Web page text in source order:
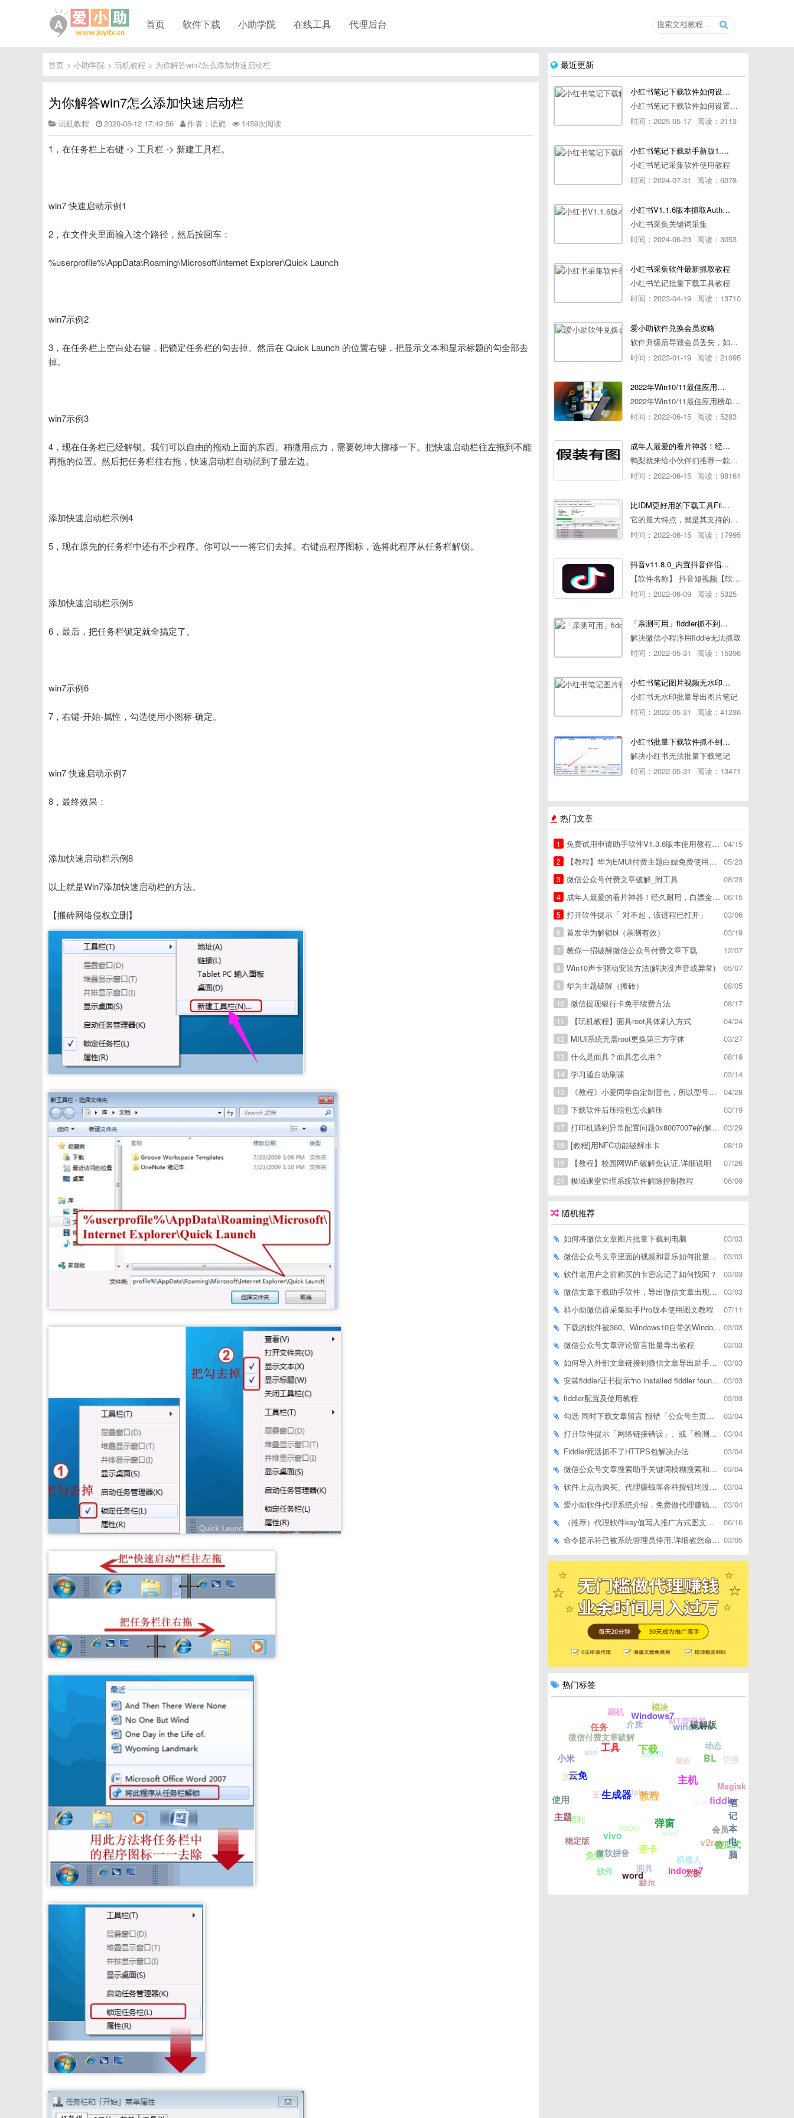
首页 软件下载 小助学院 在线工具 代理后台
首页 > 小助学院 > 玩机教程 > 为你解答win7怎么添加快速启动栏
为你解答win7怎么添加快速启动栏
玩机教程 2020-08-12 17:49:56 作者：谎旎 1459次阅读
1，在任务栏上右键 -> 工具栏 -> 新建工具栏。
win7 快速启动示例1
2，在文件夹里面输入这个路径，然后按回车：
%userprofile%\AppData\Roaming\Microsoft\Internet Explorer\Quick Launch
win7示例2
3，在任务栏上空白处右键，把锁定任务栏的勾去掉。然后在 Quick Launch 的位置右键，把显示文本和显示标题的勾全部去
掉。
win7示例3
4，现在任务栏已经解锁。我们可以自由的拖动上面的东西。稍微用点力，需要乾坤大挪移一下。把快速启动栏往左拖到不能
再拖的位置。然后把任务栏往右拖，快速启动栏自动就到了最左边。
添加快速启动栏示例4
5，现在原先的任务栏中还有不少程序。你可以一一将它们去掉。右键点程序图标，选将此程序从任务栏解锁。
添加快速启动栏示例5
6，最后，把任务栏锁定就全搞定了。
win7示例6
7，右键-开始-属性，勾选使用小图标-确定。
win7 快速启动示例7
8，最终效果：
添加快速启动栏示例8
以上就是Win7添加快速启动栏的方法。
【搬砖网络侵权立删】
最近更新
小红书笔记下载软件如何设置浏览器路径
小红书笔记下载软件如何设置浏览器路径
时间：2025-05-17 阅读：2113
小红书笔记下载助手新版1.1.7版本使用教程
小红书笔记采集软件使用教程
时间：2024-07-31
阅读：6078
小红书V1.1.6版本抓取AuthorId最新教程
小红书采集关键词采集
时间：2024-06-23 阅读：3053
小红书采集软件最新抓取教程
小红书笔记批量下载工具教程
时间：2023-04-19 阅读：13710
爱小助软件兑换会员攻略
软件升级后导致会员丢失，如何快速兑换会员详细攻略
时间：2023-01-19 阅读：21095
2022年Win10/11最佳应用榜单出炉！ 你都用过几个？
2022年Win10/11最佳应用榜单出炉！ 你都用过几个？
时间：2022-06-15 阅读：5283
成年人最爱的看片神器！经久耐用-白嫖全网资源
鸭梨就来给小伙伴们推荐一款经久耐用的良心播放器，资源齐全无广告，可以放心使用~
时间：2022-06-15 阅读：98161
比IDM更好用的下载工具File Centipede文件蜈蚣-秒杀迅雷-直接飞起！
它的最大特点，就是其支持的下载协议几乎是市面上最全面的，包括HTTP/FTP、BT种子、磁力链接，m3u8流任务（AES-128解密）。
时间：2022-06-15 阅读：17995
抖音v11.8.0_内置抖音伴侣/视频去水印
【软件名称】 抖音短视频【软件版本】 11.8.0【软件大小】 83.74M【是否Root】不需要【测试机型】PCML10 [oppo Reno Ace]【文字介绍】 抖音短视频app是一款很有意思娱
时间：2022-06-09 阅读：5325
「亲测可用」fiddler抓不到pc端微信小程序包解决方案
解决微信小程序用fiddle无法抓取
时间：2022-05-31
阅读：15396
小红书笔记图片视频无水印批量下载软件使用教程
小红书无水印批量导出图片笔记
时间：2022-05-31
阅读：41236
小红书批量下载软件抓不到authorId如何解决
解决小红书无法批量下载笔记
时间：2022-05-31
阅读：13471
热门文章
04/15
1
免费试用申请助手软件V1.3.6版本使用教程，免费领空调冰箱，附下载地址
05/23
2
【教程】华为EMUI付费主题白嫖免费使用方法。
08/23
3
微信公众号付费文章破解_附工具
06/15
4
成年人最爱的看片神器！经久耐用，白嫖全网资源
03/06
5
打开软件提示「 对不起，该进程已打开」
03/19
6
首发华为解锁bl（亲测有效）
12/07
7
教你一招破解微信公众号付费文章下载
05/07
8
Win10声卡驱动安装方法(解决没声音或异常)
08/05
9
华为主题破解（搬砖）
08/17
10
微信提现银行卡免手续费方法
04/24
11
【玩机教程】面具root具体刷入方式
03/27
12
MIUI系统无需root更换第三方字体
08/19
13
什么是面具？面具怎么用？
03/14
14
学习通自动刷课
04/28
15
《教程》小爱同学自定制音色，所以型号通用，不用root
03/19
16
下载软件后压缩包怎么解压
03/29
17
打印机遇到异常配置问题0x8007007e的解决方
08/19
18
[教程]用NFC功能破解水卡
07/26
19
【教程】校园网WiFi破解免认证,详细说明
06/09
20 极域课堂管理系统软件解除控制教程
随机推荐
03/03
如何将微信文章图片批量下载到电脑
03/03
微信公众号文章里面的视频和音乐如何批量下载到电脑上
03/03
软件老用户之前购买的卡密忘记了如何找回？
03/03
微信文章下载助手软件，导出微信文章出现「导出失败*篇」如何解决
07/11
群小助微信群采集助手Pro版本使用图文教程
03/03
下载的软件被360、Windows10自带的Windows Defender、腾讯管家等杀毒软件误删了怎么解决
03/03
微信公众号文章评论留言批量导出教程
03/03
如何导入外部文章链接到微信文章导出助手批量下载，附上3种方式
03/03
安装fiddler证书提示“no installed fiddler found”或开启代理ip失败
03/03
fiddler配置及使用教程
03/04
勾选 同时下载文章留言 报错「公众号主页和加载cookie参数不能为空」
03/04
打开软件提示「网络链接错误」、或「检测版本更新失败」等网络问题解决方案
03/04
Fiddler死活抓不了HTTPS包解决办法
03/04
微信公众号文章搜索助手关键词模糊搜索和精确匹配搜索的区别
03/04
软件上点击购买、代理赚钱等各种按钮均没有反应，不打开相应网址怎么解决
03/04
爱小助软件代理系统介绍，免费做代理赚钱，带你轻松月收入过万
06/16
（推荐）代理软件key值写入推广方式图文教程
03/05
命令提示符已被系统管理员停用,详细教您命令提示符已被系统管理员停用怎么办
热门标签
教程
生成器
vivo
歪卡
弹窗
主机
下载
工具
云免
主题
免流
word
indows7
v2ray
fiddler
BL
windows
Windows7
任务
小米
使用
稳定版
软件
戴尔
太极
傻瓜式
笔
记
本
电
脑
切换
破解版
模块
刷机
微信付费文章破解
文件
福利
微软拼音
面具
机器人
会员
Magisk
动态
MT管理器
介质
win
王卡
iQOO win7
魅族
win10
iphone